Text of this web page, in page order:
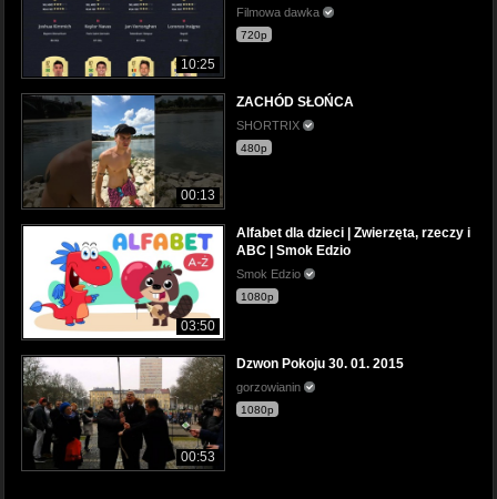
10:25
Filmowa dawka
720p
00:13
ZACHÓD SŁOŃCA
SHORTRIX
480p
03:50
Alfabet dla dzieci | Zwierzęta, rzeczy i
ABC | Smok Edzio
Smok Edzio
1080p
00:53
Dzwon Pokoju 30. 01. 2015
gorzowianin
1080p